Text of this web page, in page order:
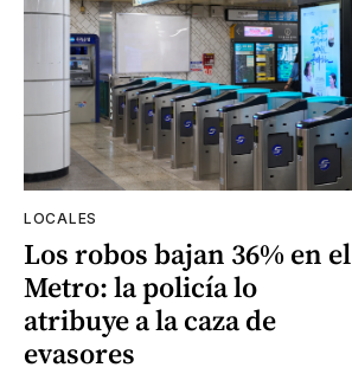
LOCALES
Los robos bajan 36% en el
Metro: la policía lo
atribuye a la caza de
evasores